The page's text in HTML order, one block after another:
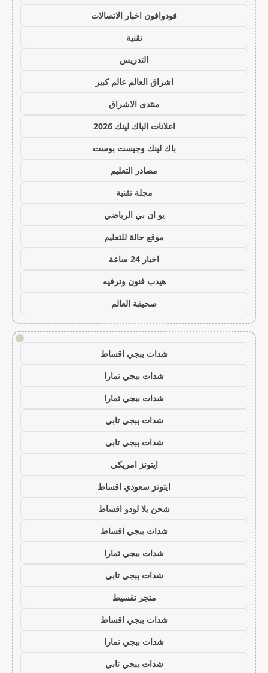
فودوافون اخبار الاتصالات
تقنية
التدريس
اشراق العالم عالم كبير
منتدى الاشراق
اعلانات الباك لينك 2026
باك لينك وجيست بوست
مصادر التعليم
مجلة تقنية
يو ان بي الرياضي
موقع حالة للتعليم
اخبار 24 ساعة
هيدب فنون وترفيه
صحيفة العالم
!
شدات ببجي اقساط
شدات ببجي تمارا
شدات ببجي تمارا
شدات ببجي تابي
شدات ببجي تابي
ايتونز امريكي
ايتونز سعودي اقساط
شحن يلا لودو اقساط
شدات ببجي اقساط
شدات ببجي تمارا
شدات ببجي تابي
متجر تقسيط
شدات ببجي اقساط
شدات ببجي تمارا
شدات ببجي تابي